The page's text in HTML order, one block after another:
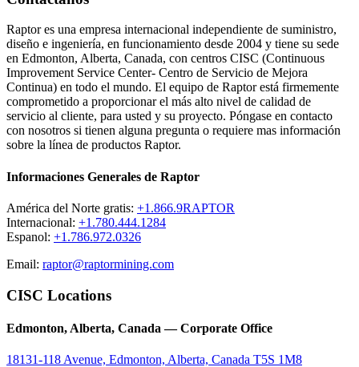
Raptor es una empresa internacional independiente de suministro,
diseño e ingeniería, en funcionamiento desde 2004 y tiene su sede
en Edmonton, Alberta, Canada, con centros CISC (Continuous
Improvement Service Center- Centro de Servicio de Mejora
Continua) en todo el mundo. El equipo de Raptor está firmemente
comprometido a proporcionar el más alto nivel de calidad de
servicio al cliente, para usted y su proyecto. Póngase en contacto
con nosotros si tienen alguna pregunta o requiere mas información
sobre la línea de productos Raptor.
Informaciones Generales de Raptor
América del Norte gratis: +1.866.9RAPTOR
Internacional: +1.780.444.1284
Espanol: +1.786.972.0326
Email: raptor@raptormining.com
CISC Locations
Edmonton, Alberta, Canada — Corporate Office
18131-118 Avenue, Edmonton, Alberta, Canada T5S 1M8